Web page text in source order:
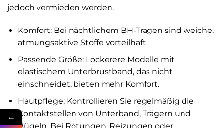
jedoch vermieden werden.
Komfort: Bei nächtlichem BH-Tragen sind weiche,
atmungsaktive Stoffe vorteilhaft.
Passende Größe: Lockerere Modelle mit
elastischem Unterbrustband, das nicht
einschneidet, bieten mehr Komfort.
Hautpflege: Kontrollieren Sie regelmäßig die
Kontaktstellen von Unterband, Trägern und
Bügeln. Bei Rötungen, Reizungen oder
←